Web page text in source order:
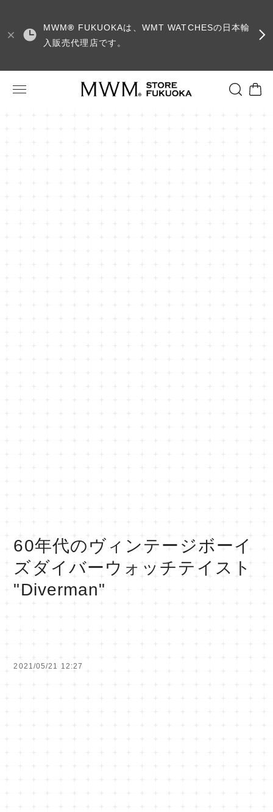
MWM® FUKUOKAは、WMT WATCHESの日本輸
入販売代理店です。
60年代のヴィンテージボーイ
ズダイバーウォッチテイスト
"Diverman"
2021/05/21 12:27